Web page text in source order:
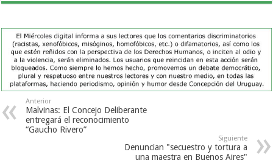
Anterior
Malvinas: El Concejo Deliberante
entregará el reconocimiento
“Gaucho Rivero”
Siguiente
Denuncian "secuestro y tortura a
una maestra en Buenos Aires"